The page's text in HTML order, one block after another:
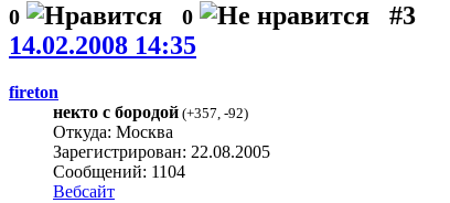
0 0
#3
14.02.2008 14:35
fireton
некто с бородой (+357, -92)
Откуда: Москва
Зарегистрирован: 22.08.2005
Сообщений: 1104
Вебсайт